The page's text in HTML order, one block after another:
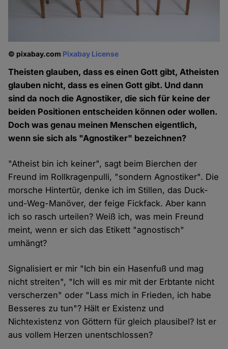
© pixabay.com Pixabay License
Theisten glauben, dass es einen Gott gibt, Atheisten
glauben nicht, dass es einen Gott gibt. Und dann
sind da noch die Agnostiker, die sich für keine der
beiden Positionen entscheiden können oder wollen.
Doch was genau meinen Menschen eigentlich,
wenn sie sich als "Agnostiker" bezeichnen?
"Atheist bin ich keiner", sagt beim Bierchen der
Freund im Rollkragenpulli, "sondern Agnostiker". Die
morsche Hintertür, denke ich im Stillen, das Duck-
und-Weg-Manöver, der feige Fickfack. Aber kann
ich so rasch urteilen? Weiß ich, was mein Freund
meint, wenn er sich das Etikett "agnostisch"
umhängt?
Signalisiert er mir "Ich bin ein Hasenfuß und mag
nicht streiten", "Ich will es mir mit der Erbtante nicht
verscherzen" oder "Lass mich in Frieden, ich habe
Besseres zu tun"? Hält er Existenz und
Nichtexistenz von Göttern für gleich plausibel? Ist er
aus vollem Herzen unentschlossen?